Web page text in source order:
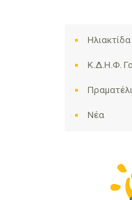
Ηλιακτίδα
Κ.Δ.Η.Φ.
Νέα